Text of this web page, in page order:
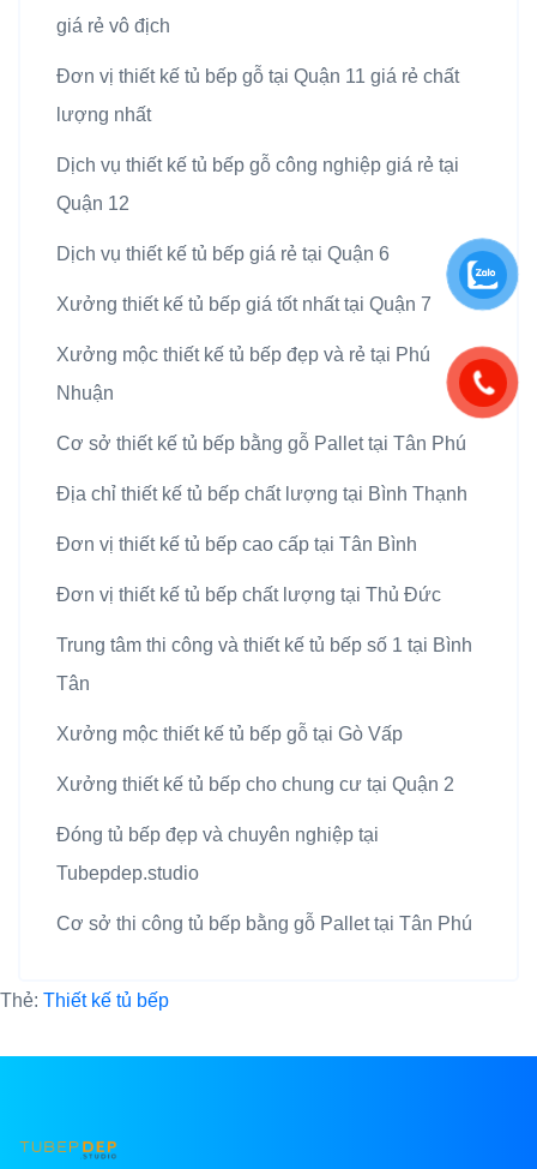
giá rẻ vô địch
Đơn vị thiết kế tủ bếp gỗ tại Quận 11 giá rẻ chất
lượng nhất
Dịch vụ thiết kế tủ bếp gỗ công nghiệp giá rẻ tại
Quận 12
Dịch vụ thiết kế tủ bếp giá rẻ tại Quận 6
Xưởng thiết kế tủ bếp giá tốt nhất tại Quận 7
Xưởng mộc thiết kế tủ bếp đẹp và rẻ tại Phú
Nhuận
Cơ sở thiết kế tủ bếp bằng gỗ Pallet tại Tân Phú
Địa chỉ thiết kế tủ bếp chất lượng tại Bình Thạnh
Đơn vị thiết kế tủ bếp cao cấp tại Tân Bình
Đơn vị thiết kế tủ bếp chất lượng tại Thủ Đức
Trung tâm thi công và thiết kế tủ bếp số 1 tại Bình
Tân
Xưởng mộc thiết kế tủ bếp gỗ tại Gò Vấp
Xưởng thiết kế tủ bếp cho chung cư tại Quận 2
Đóng tủ bếp đẹp và chuyên nghiệp tại
Tubepdep.studio
Cơ sở thi công tủ bếp bằng gỗ Pallet tại Tân Phú
Thẻ: Thiết kế tủ bếp